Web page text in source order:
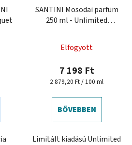
SANTINI Mosodai parfüm
250 ml - Unlimited
Elfogyott
7 198 Ft
Egységár:
2 879,20 Ft / 100 ml
BŐVEBBEN
Limitált kiadású Unlimited